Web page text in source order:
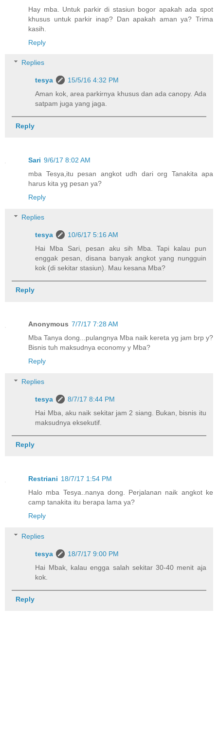
Hay mba. Untuk parkir di stasiun bogor apakah ada spot
khusus untuk parkir inap? Dan apakah aman ya? Trima
kasih.
Reply
Replies
tesya
15/5/16 4:32 PM
Aman kok, area parkirnya khusus dan ada canopy. Ada
satpam juga yang jaga.
Reply
Sari 9/6/17 8:02 AM
mba Tesya,itu pesan angkot udh dari org Tanakita apa
harus kita yg pesan ya?
Reply
Replies
tesya
10/6/17 5:16 AM
Hai Mba Sari, pesan aku sih Mba. Tapi kalau pun
enggak pesan, disana banyak angkot yang nungguin
kok (di sekitar stasiun). Mau kesana Mba?
Reply
Anonymous 7/7/17 7:28 AM
Mba Tanya dong...pulangnya Mba naik kereta yg jam brp y?
Bisnis tuh maksudnya economy y Mba?
Reply
Replies
tesya
8/7/17 8:44 PM
Hai Mba, aku naik sekitar jam 2 siang. Bukan, bisnis itu
maksudnya eksekutif.
Reply
Restriani 18/7/17 1:54 PM
Halo mba Tesya..nanya dong. Perjalanan naik angkot ke
camp tanakita itu berapa lama ya?
Reply
Replies
tesya
18/7/17 9:00 PM
Hai Mbak, kalau engga salah sekitar 30-40 menit aja
kok.
Reply